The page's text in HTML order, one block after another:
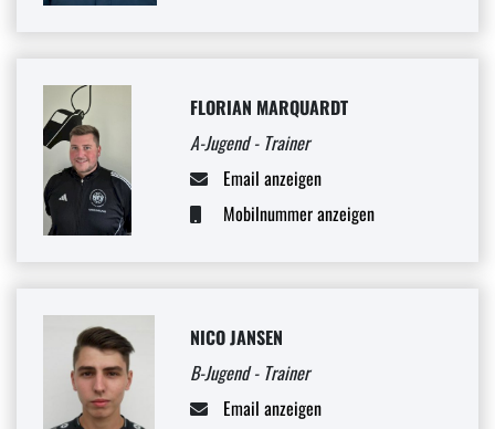
FLORIAN MARQUARDT
A-Jugend - Trainer
Email anzeigen
Mobilnummer anzeigen
NICO JANSEN
B-Jugend - Trainer
Email anzeigen